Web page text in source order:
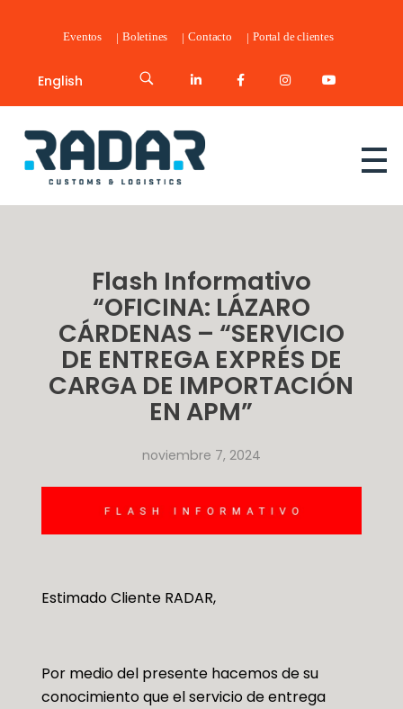
Eventos Boletines Contacto Portal de clientes
English
Radar Customs & Logistics
Flash Informativo
“OFICINA: LÁZARO
CÁRDENAS – “SERVICIO
DE ENTREGA EXPRÉS DE
CARGA DE IMPORTACIÓN
EN APM”
noviembre 7, 2024
Estimado Cliente RADAR,
Por medio del presente hacemos de su
conocimiento que el servicio de entrega